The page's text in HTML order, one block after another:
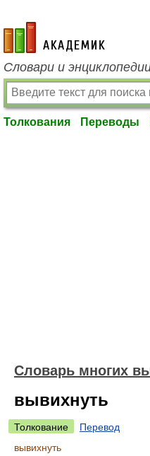
academic.ru
Словари и
Толкования Переводы
Словарь многих
вывихнуть
Толкование
Перевод
вывихнуть